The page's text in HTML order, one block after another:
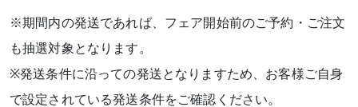
※期間内の発送であれば、フェア開始前のご予約・ご注文
も抽選対象となります。
※発送条件に沿っての発送となりますため、お客様ご自身
で設定されている発送条件をご確認ください。